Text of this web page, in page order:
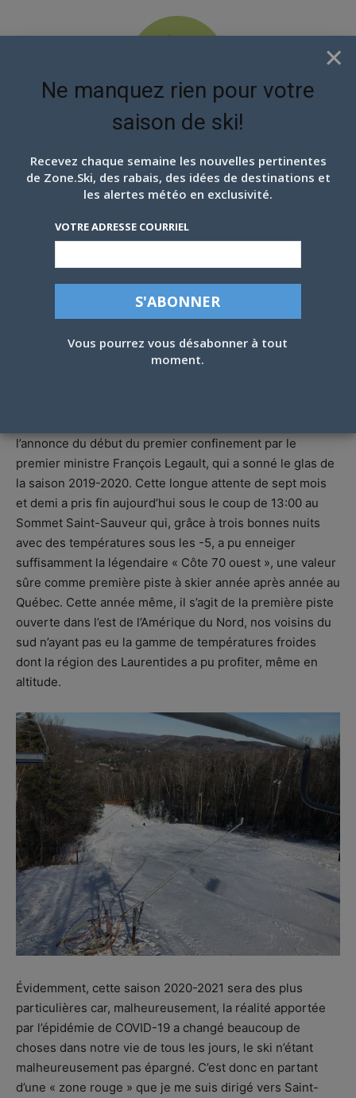
EN ATTENDANT LES
SOMMET SAINT-SAUVEUR, 30 OCTOBRE
2020: OUVERTURE DE LA SAISON AU
QUÉBEC.
l’annonce du début du premier confinement par le
premier ministre François Legault, qui a sonné le glas de
la saison 2019-2020. Cette longue attente de sept mois
et demi a pris fin aujourd’hui sous le coup de 13:00 au
Sommet Saint-Sauveur qui, grâce à trois bonnes nuits
avec des températures sous les -5, a pu enneiger
suffisamment la légendaire « Côte 70 ouest », une valeur
sûre comme première piste à skier année après année au
Québec. Cette année même, il s’agit de la première piste
ouverte dans l’est de l’Amérique du Nord, nos voisins du
sud n’ayant pas eu la gamme de températures froides
dont la région des Laurentides a pu profiter, même en
altitude.
Évidemment, cette saison 2020-2021 sera des plus
particulières car, malheureusement, la réalité apportée
par l’épidémie de COVID-19 a changé beaucoup de
choses dans notre vie de tous les jours, le ski n’étant
malheureusement pas épargné. C’est donc en partant
d’une « zone rouge » que je me suis dirigé vers Saint-
×
Ne manquez rien pour votre
saison de ski!
Recevez chaque semaine les nouvelles pertinentes
de Zone.Ski, des rabais, des idées de destinations et
les alertes météo en exclusivité.
VOTRE ADRESSE COURRIEL
Vous pourrez vous désabonner à tout
moment.